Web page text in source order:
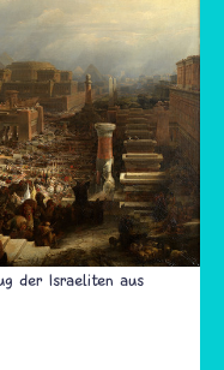
der Israeliten aus